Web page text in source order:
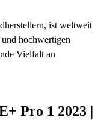
ist weltweit
hochwertigen
Vielfalt an
Pro 1 2023 |